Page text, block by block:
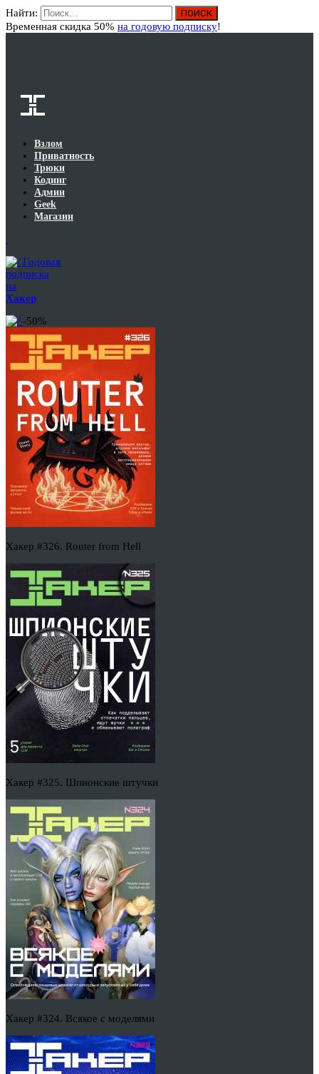
Найти:
Временная скидка 50% на годовую подписку!
Взлом
Приватность
Трюки
Кодинг
Админ
Geek
Магазин
Годовая
подписка
на
Хакер
-50%
Хакер #326. Router from Hell
Хакер #325. Шпионские штучки
Хакер #324. Всякое с моделями